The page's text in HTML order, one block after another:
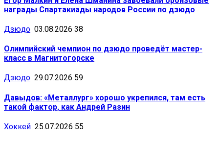
награды Спартакиады народов России по дзюдо
Дзюдо 03.08.2026 38
Олимпийский чемпион по дзюдо проведёт мастер-
класс в Магнитогорске
Дзюдо 29.07.2026 59
Давыдов: «Металлург» хорошо укрепился, там есть
такой фактор, как Андрей Разин
Хоккей 25.07.2026 55